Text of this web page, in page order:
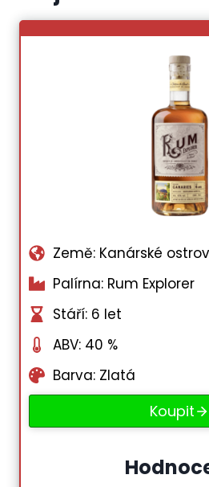
Země: Kanárské
Palírna: Rum Explorer
Stáří: 6 let
ABV: 40 %
Barva: Zlatá
Koupit